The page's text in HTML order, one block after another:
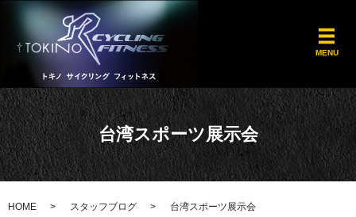
MENU
台湾スポーツ展示会
HOME スタッフブログ 台湾スポーツ展示会